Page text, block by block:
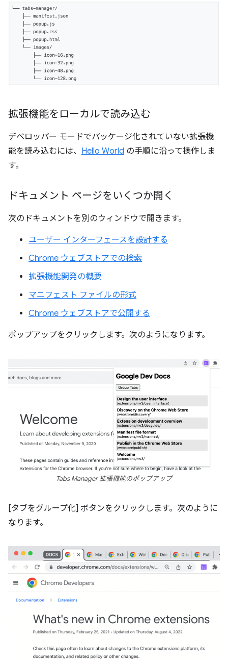
拡張機能をローカルで読み込む
デベロッパー モードでパッケージ化されていない拡張機
能を読み込むには、 Hello World の手順に沿って操作しま
す。
ドキュメント ページをいくつか開く
次のドキュメントを別のウィンドウで開きます。
ユーザー インターフェースを設計する
Chrome ウェブストアでの検索
拡張機能開発の概要
マニフェスト ファイルの形式
Chrome ウェブストアで公開する
ポップアップをクリックします。次のようになります。
Tabs Manager 拡張機能のポップアップ
[タブをグループ化] ボタンをクリックします。次のように
なります。